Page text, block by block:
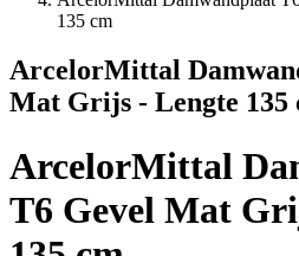
135 cm
ArcelorMittal
Mat Grijs - Lengte 135
ArcelorMittal
T6 Gevel Mat